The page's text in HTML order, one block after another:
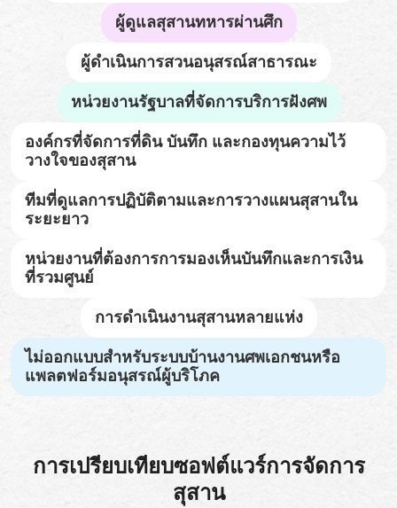
ผู้ดูแลสุสานทหารผ่านศึก
ผู้ดำเนินการสวนอนุสรณ์สาธารณะ
หน่วยงานรัฐบาลที่จัดการบริการฝังศพ
องค์กรที่จัดการที่ดิน บันทึก และกองทุนความไว้
วางใจของสุสาน
ทีมที่ดูแลการปฏิบัติตามและการวางแผนสุสานใน
ระยะยาว
หน่วยงานที่ต้องการการมองเห็นบันทึกและการเงิน
ที่รวมศูนย์
การดำเนินงานสุสานหลายแห่ง
ไม่ออกแบบสำหรับระบบบ้านงานศพเอกชนหรือ
แพลตฟอร์มอนุสรณ์ผู้บริโภค
การเปรียบเทียบซอฟต์แวร์การจัดการ
สุสาน